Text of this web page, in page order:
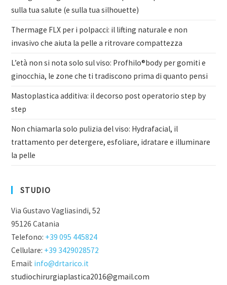
sulla tua salute (e sulla tua silhouette)
Thermage FLX per i polpacci: il lifting naturale e non
invasivo che aiuta la pelle a ritrovare compattezza
L’età non si nota solo sul viso: Profhilo®body per gomiti e
ginocchia, le zone che ti tradiscono prima di quanto pensi
Mastoplastica additiva: il decorso post operatorio step by
step
Non chiamarla solo pulizia del viso: Hydrafacial, il
trattamento per detergere, esfoliare, idratare e illuminare
la pelle
STUDIO
Via Gustavo Vagliasindi, 52
95126 Catania
Telefono: +39 095 445824
Cellulare: +39 3429028572
Email: info@drtarico.it
studiochirurgiaplastica2016@gmail.com